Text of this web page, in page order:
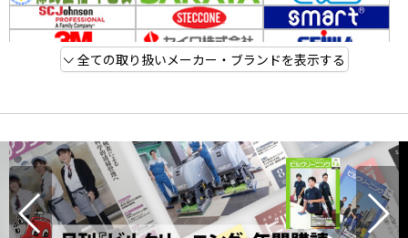
全ての取り扱いメーカー・ブランドを表示する